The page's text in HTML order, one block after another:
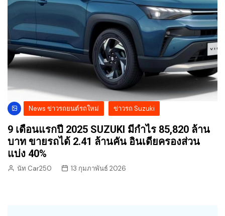
News ข่าวรถยนต์รถใหม่ ข่าวรถ Suzuki
9 เดือนแรกปี 2025 SUZUKI มีกำไร 85,820 ล้าน
บาท ขายรถได้ 2.41 ล้านคัน อินเดียครองส่วน
แบ่ง 40%
นัท Car250 13 กุมภาพันธ์ 2026